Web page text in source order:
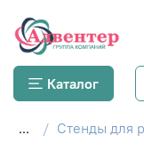
Каталог
... Стенды для